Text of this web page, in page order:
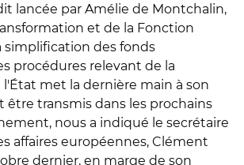
lancée par Amélie de Montchalin,
et de la Fonction
simplification des fonds
procédures relevant de la
met la dernière main à son
être transmis dans les prochains
nous a indiqué le secrétaire
affaires européennes, Clément
dernier, en marge de son